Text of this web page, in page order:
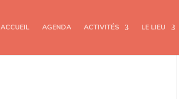
ACCUEIL AGENDA ACTIVITÉS LE LIEU